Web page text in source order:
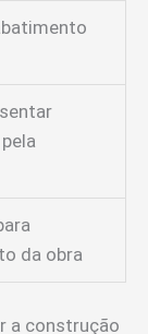
da obra
a construção